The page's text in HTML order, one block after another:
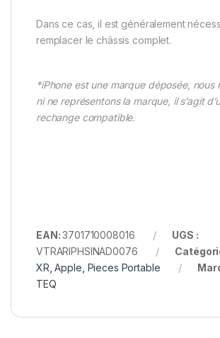
Dans ce cas, il est généralement
remplacer le châssis complet.
*iPhone est une marque déposée, nous
ni ne représentons la marque, il s’agit
rechange compatible.
EAN:3701710008016
UGS :
VTRARIPHSINAD0076
XR ,Apple Pieces Portable
TEQ